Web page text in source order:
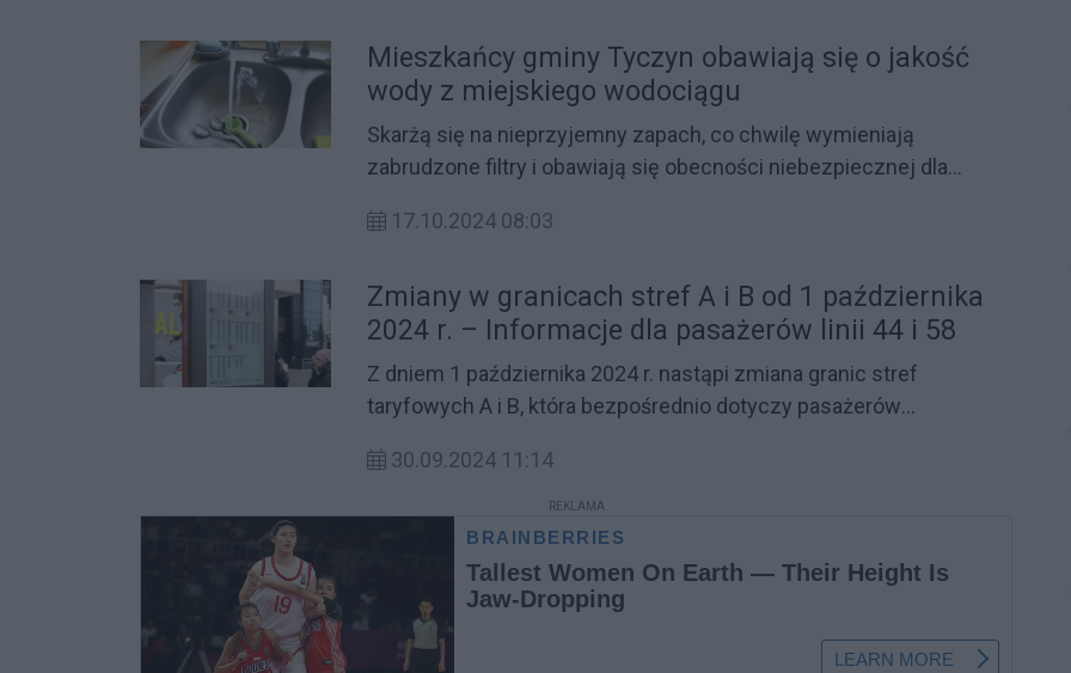
Mieszkańcy gminy Tyczyn obawiają się o jakość
wody z miejskiego wodociągu
Skarżą się na nieprzyjemny zapach, co chwilę wymieniają
zabrudzone filtry i obawiają się obecności niebezpiecznej dla
woda lecąca w ich kranach jest dobrej jakości i przede wszystkim
17.10.2024 08:03
Zmiany w granicach stref A i B od 1 października
2024 r. – Informacje dla pasażerów linii 44 i 58
Z dniem 1 października 2024 r. nastąpi zmiana granic stref
taryfowych A i B, która bezpośrednio dotyczy pasażerów
przystanki z terenu Gminy Tyczyn, które zostaną włączone do
30.09.2024 11:14
REKLAMA